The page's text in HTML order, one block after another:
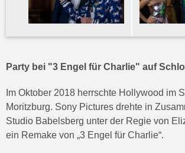
Party bei "3 Engel für Charlie" auf
Im Oktober 2018 herrschte Hollywood im
Moritzburg. Sony Pictures drehte in
Studio Babelsberg unter der Regie von
ein Remake von „3 Engel für Charlie“.